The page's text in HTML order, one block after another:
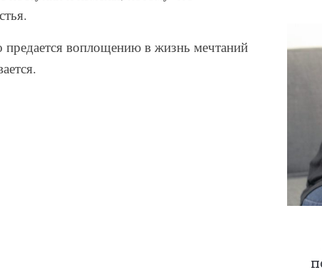
предается воплощению в жизнь мечтаний